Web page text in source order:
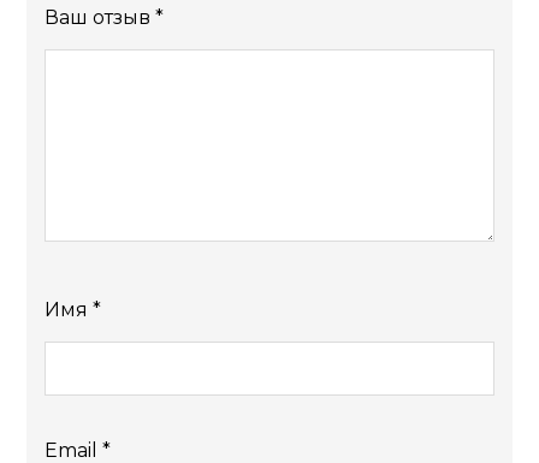
Ваш отзыв*
Имя*
Email*